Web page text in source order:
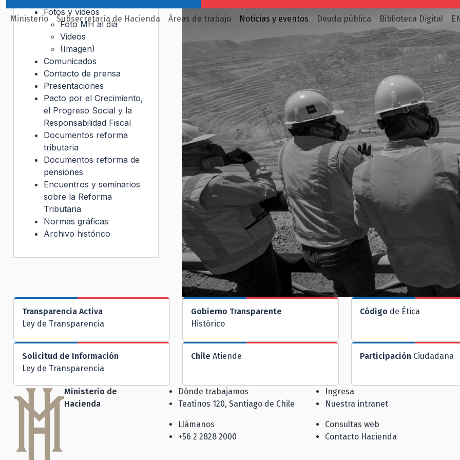
Ministerio Subsecretaría de Hacienda Áreas de trabajo Noticias y eventos Deuda pública Biblioteca Digital
Fotos y videos
Foto MH al día
Videos
(Imagen)
Comunicados
Contacto de prensa
Presentaciones
Pacto por el Crecimiento,
el Progreso Social y la
Responsabilidad Fiscal
Documentos reforma
tributaria
Documentos reforma de
pensiones
Encuentros y seminarios
sobre la Reforma
Tributaria
Normas gráficas
Archivo histórico
Transparencia Activa
Ley de Transparencia
Gobierno Transparente
Histórico
Código de Ética
Solicitud de Información
Ley de Transparencia
Chile Atiende Participación Ciudadana
Ministerio de
Hacienda
Dónde trabajamos
Teatinos 120, Santiago de Chile
Llámanos
+56 2 2828 2000
Ingresa
Nuestra intranet
Consultas web
Contacto Hacienda